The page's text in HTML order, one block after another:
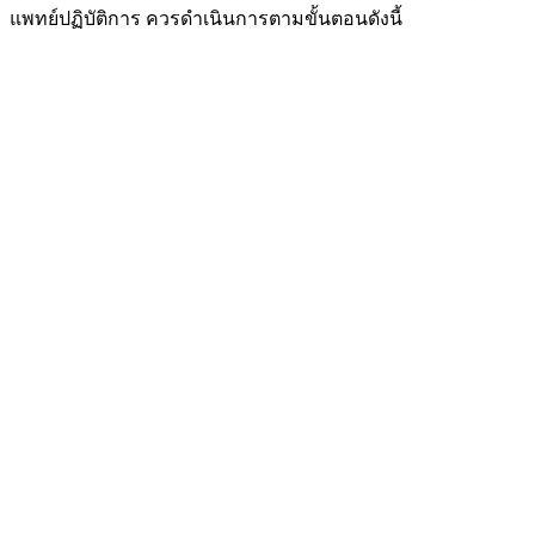
แพทย์ปฏิบัติการ ควรดำเนินการตามขั้นตอนดังนี้